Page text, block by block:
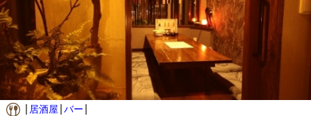
居酒屋 バー